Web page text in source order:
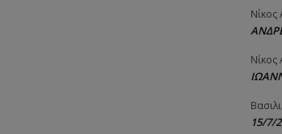
Νίκος
Νίκος
15/7/